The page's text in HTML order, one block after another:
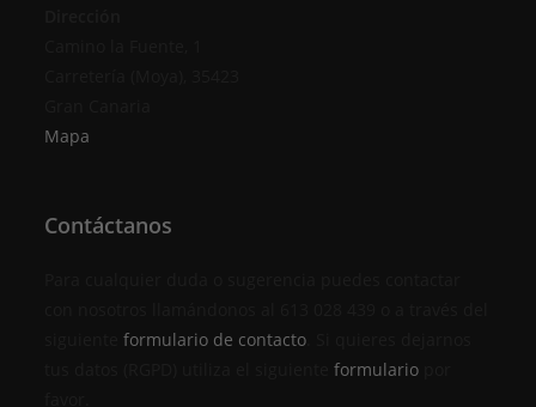
Mapa
Contáctanos
siguienteformulario de contacto
tus datos (RGPD) utiliza el siguienteformulario